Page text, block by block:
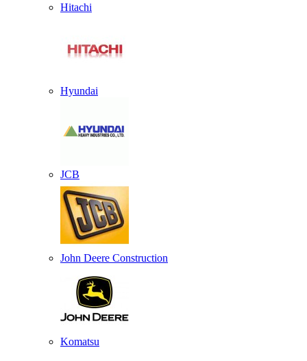
Hitachi
Hyundai
JCB
John Deere Construction
Komatsu